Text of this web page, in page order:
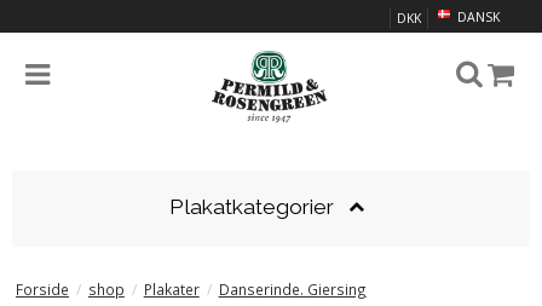
DANSK
DKK
Plakatkategorier
Forside / shop / Plakater / Danserinde. Giersing